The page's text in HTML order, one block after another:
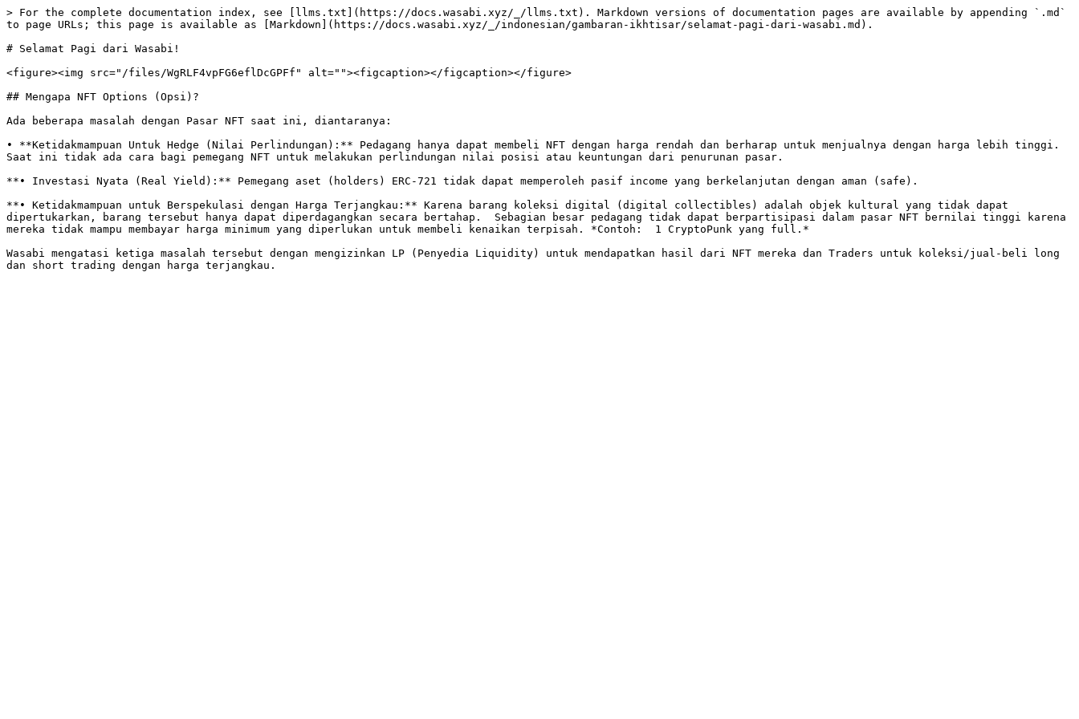
> For the complete documentation index, see [llms.txt](https://docs.wasabi.xyz/_/llms.txt). Markdown versions of documentation pages are available by appending `.md`
to page URLs; this page is available as [Markdown](https://docs.wasabi.xyz/_/indonesian/gambaran-ikhtisar/selamat-pagi-dari-wasabi.md).
# Selamat Pagi dari Wasabi!
<figure><img src="/files/WgRLF4vpFG6eflDcGPFf" alt=""><figcaption></figcaption></figure>
## Mengapa NFT Options (Opsi)?
Ada beberapa masalah dengan Pasar NFT saat ini, diantaranya:
• **Ketidakmampuan Untuk Hedge (Nilai Perlindungan):** Pedagang hanya dapat membeli NFT dengan harga rendah dan berharap untuk menjualnya dengan harga lebih tinggi.
Saat ini tidak ada cara bagi pemegang NFT untuk melakukan perlindungan nilai posisi atau keuntungan dari penurunan pasar.
**• Investasi Nyata (Real Yield):** Pemegang aset (holders) ERC-721 tidak dapat memperoleh pasif income yang berkelanjutan dengan aman (safe).
**• Ketidakmampuan untuk Berspekulasi dengan Harga Terjangkau:** Karena barang koleksi digital (digital collectibles) adalah objek kultural yang tidak dapat
dipertukarkan, barang tersebut hanya dapat diperdagangkan secara bertahap.  Sebagian besar pedagang tidak dapat berpartisipasi dalam pasar NFT bernilai tinggi karena
mereka tidak mampu membayar harga minimum yang diperlukan untuk membeli kenaikan terpisah. *Contoh:  1 CryptoPunk yang full.*
Wasabi mengatasi ketiga masalah tersebut dengan mengizinkan LP (Penyedia Liquidity) untuk mendapatkan hasil dari NFT mereka dan Traders untuk koleksi/jual-beli long